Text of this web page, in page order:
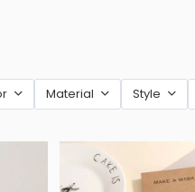
Material Style